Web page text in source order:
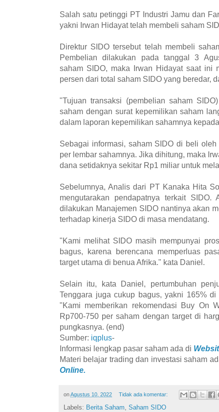
Salah satu petinggi PT Industri Jamu dan
yakni Irwan Hidayat telah membeli saham
Direktur SIDO tersebut telah membeli
Pembelian dilakukan pada tanggal 3
saham SIDO, maka Irwan Hidayat saat ini
persen dari total saham SIDO yang beredar,
"Tujuan transaksi (pembelian saham
saham dengan surat kepemilikan saham
dalam laporan kepemilikan sahamnya
Sebagai informasi, saham SIDO di beli
per lembar sahamnya. Jika dihitung, maka
dana setidaknya sekitar Rp1 miliar untuk
Sebelumnya, Analis dari PT Kanaka Hita
mengutarakan pendapatnya terkait
dilakukan Manajemen SIDO nantinya akan
terhadap kinerja SIDO di masa mendatang.
"Kami melihat SIDO masih mempunyai
bagus, karena berencana memperluas
target utama di benua Afrika." kata Daniel.
Selain itu, kata Daniel, pertumbuhan
Tenggara juga cukup bagus, yakni 165%
"Kami memberikan rekomendasi Buy On
Rp700-750 per saham dengan target di
pungkasnya. (end)
Sumber: iqplus-
Informasi lengkap pasar saham ada di
Materi belajar trading dan investasi saham
Online.
onAgustus 10, 2022 Tidak ada komentar:
Labels: Berita Saham, Saham SIDO